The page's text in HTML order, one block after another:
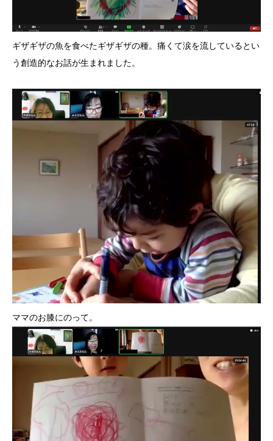
ギザギザの魚を食べたギザギザの種。痛くて涙を流しているとい
う創造的なお話が生まれました。
ママのお膝にのって。